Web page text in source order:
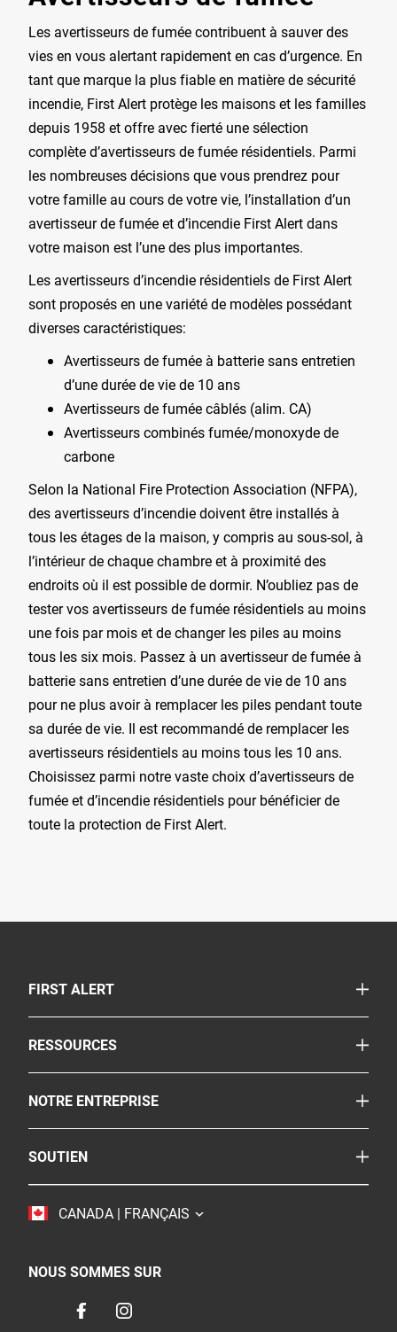
Les avertisseurs de fumée contribuent à sauver des
vies en vous alertant rapidement en cas d’urgence. En
tant que marque la plus fiable en matière de sécurité
incendie, First Alert protège les maisons et les familles
depuis 1958 et offre avec fierté une sélection
complète d’avertisseurs de fumée résidentiels. Parmi
les nombreuses décisions que vous prendrez pour
votre famille au cours de votre vie, l’installation d’un
avertisseur de fumée et d’incendie First Alert dans
votre maison est l’une des plus importantes.
Les avertisseurs d’incendie résidentiels de First Alert
sont proposés en une variété de modèles possédant
diverses caractéristiques:
Avertisseurs de fumée à batterie sans entretien
d’une durée de vie de 10 ans
Avertisseurs de fumée câblés (alim. CA)
Avertisseurs combinés fumée/monoxyde de
carbone
Selon la National Fire Protection Association (NFPA),
des avertisseurs d’incendie doivent être installés à
tous les étages de la maison, y compris au sous-sol, à
l’intérieur de chaque chambre et à proximité des
endroits où il est possible de dormir. N’oubliez pas de
tester vos avertisseurs de fumée résidentiels au moins
une fois par mois et de changer les piles au moins
tous les six mois. Passez à un avertisseur de fumée à
batterie sans entretien d’une durée de vie de 10 ans
pour ne plus avoir à remplacer les piles pendant toute
sa durée de vie. Il est recommandé de remplacer les
avertisseurs résidentiels au moins tous les 10 ans.
Choisissez parmi notre vaste choix d’avertisseurs de
fumée et d’incendie résidentiels pour bénéficier de
toute la protection de First Alert.
FIRST ALERTTOGGLE
Où acheter
RESSOURCESTOGGLE
Accessibilité
NOTRE ENTREPRISETOGGLE
Resideo
SOUTIENTOGGLE
Nous joindre
CANADA | FRANÇAIS TOGGLE
NOUS SOMMES SUR